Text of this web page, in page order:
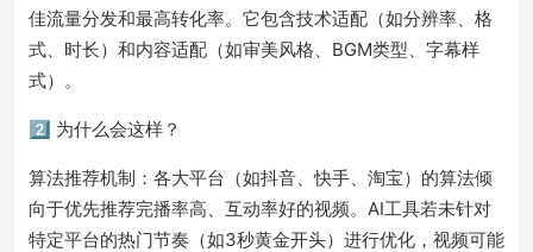
佳流量分发和最高转化率。它包含技术适配（如分辨率、格
式、时长）和内容适配（如审美风格、BGM类型、字幕样
式）。
2️⃣ 为什么会这样？
算法推荐机制：各大平台（如抖音、快手、淘宝）的算法倾
向于优先推荐完播率高、互动率好的视频。AI工具若未针对
特定平台的热门节奏（如3秒黄金开头）进行优化，视频可能